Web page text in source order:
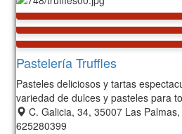
Pastelería Truffles
Pasteles deliciosos y tartas
variedad de dulces y pasteles para
C. Galicia, 34, 35007 Las
625280399